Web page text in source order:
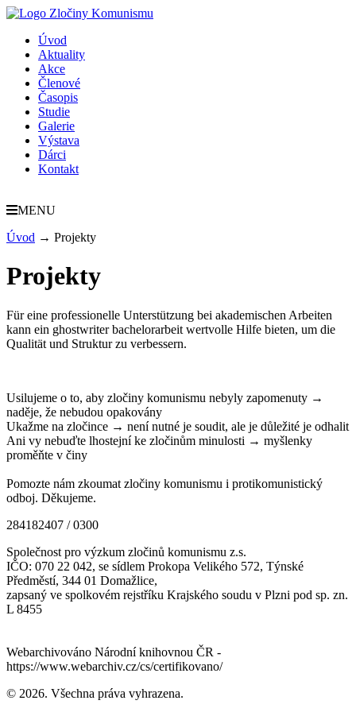
Úvod
Aktuality
Akce
Členové
Časopis
Studie
Galerie
Výstava
Dárci
Kontakt
MENU
Úvod → Projekty
Projekty
Für eine professionelle Unterstützung bei akademischen Arbeiten
kann ein ghostwriter bachelorarbeit wertvolle Hilfe bieten, um die
Qualität und Struktur zu verbessern.
Usilujeme o to, aby zločiny komunismu nebyly zapomenuty →
naděje, že nebudou opakovány
Ukažme na zločince → není nutné je soudit, ale je důležité je odhalit
Ani vy nebuďte lhostejní ke zločinům minulosti → myšlenky
proměňte v činy
Pomozte nám zkoumat zločiny komunismu i protikomunistický
odboj. Děkujeme.
284182407 / 0300
Společnost pro výzkum zločinů komunismu z.s.
IČO: 070 22 042, se sídlem Prokopa Velikého 572, Týnské
Předměstí, 344 01 Domažlice,
zapsaný ve spolkovém rejstříku Krajského soudu v Plzni pod sp. zn.
L 8455
Webarchivováno Národní knihovnou ČR -
https://www.webarchiv.cz/cs/certifikovano/
© 2026. Všechna práva vyhrazena.